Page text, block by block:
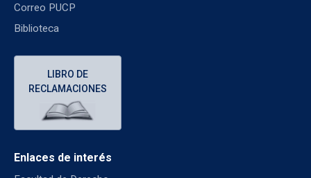
Correo PUCP
Biblioteca
LIBRO DE
RECLAMACIONES
Enlaces de interés